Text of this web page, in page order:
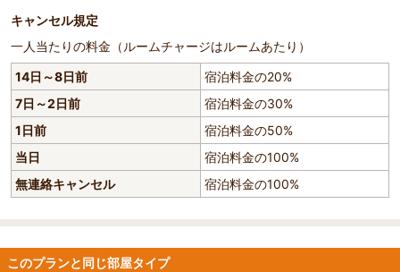
キャンセル規定
一人当たりの料金（ルームチャージはルームあたり）
14日～8日前
宿泊料金の20%
7日～2日前
宿泊料金の30%
1日前
宿泊料金の50%
当日
宿泊料金の100%
無連絡キャンセル
宿泊料金の100%
このプランと同じ部屋タイプ